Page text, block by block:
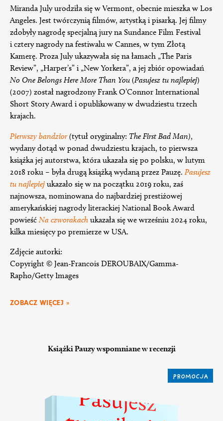
Miranda July urodziła się w Vermont, obecnie mieszka w Los
Angeles. Jest twórczynią filmów, artystką i pisarką. Jej filmy
zdobyły nagrodę specjalną jury na Sundance Film Festival
i cztery nagrody na festiwalu w Cannes, w tym Złotą
Kamerę. Proza July ukazywała się na łamach „The Paris
Review”, „Harper’s” i „New Yorkera”, a jej zbiór opowiadań
No One Belongs Here More Than You (Pasujesz tu najlepiej)
(2007) został nagrodzony Frank O’Connor International
Short Story Award i opublikowany w dwudziestu trzech
krajach.
Pierwszy bandzior(tytuł oryginalny: The First Bad Man),
wydany dotąd w ponad dwudziestu krajach, to pierwsza
książka jej autorstwa, która ukazała się po polsku, w lutym
2018 roku – była drugą książką wydaną przez Pauzę. Pasujesz
tu najlepiej ukazało się w na początku 2019 roku, zaś
najnowsza, nominowana do najbardziej prestiżowej
amerykańskiej nagrody literackiej National Book Award
powieść Na czworakach ukazała się we wrześniu 2024 roku,
kilka miesięcy po premierze w USA.
Zdjęcie autorki:
Copyright © Jean-Francois DEROUBAIX/Gamma-
Rapho/Getty Images
ZOBACZ WIĘCEJ »
Książki Pauzy wspomniane w recenzji
PROMOCJA